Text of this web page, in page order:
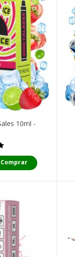
10ml -
Comprar